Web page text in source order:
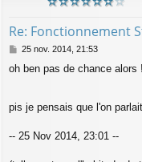
Re: Fonctionnement
M
s
g
25 nov. 2014, 21:53
oh ben pas de chance alors !
pis je pensais que l'on
-- 25 Nov 2014, 23:01 --